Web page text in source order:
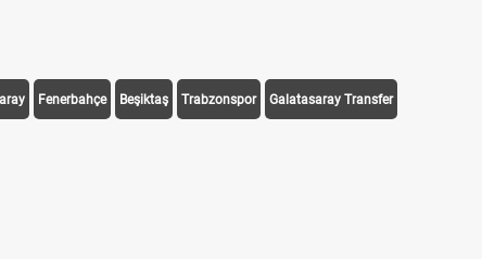
Fenerbahçe Beşiktaş Trabzonspor Galatasaray Transfer